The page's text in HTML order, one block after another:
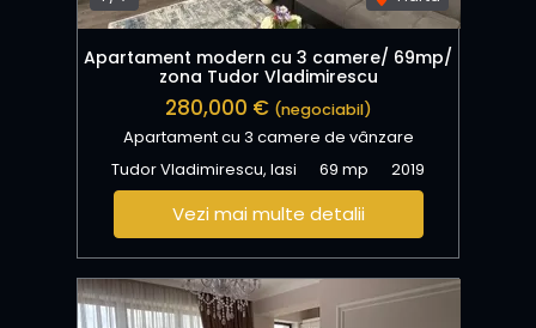
Apartament modern cu 3 camere/ 69mp/
zona Tudor Vladimirescu
280,000 € (negociabil)
Apartament cu 3 camere de vânzare
Tudor Vladimirescu, Iasi
69 mp 2019
Vezi mai multe detalii